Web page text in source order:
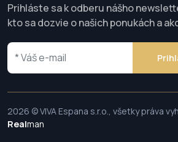
Prihláste sa k odberu nášho
kto sa dozvie o našich ponukách a
2026 © VIVA Espana s.r.o., všetky práva
Realman